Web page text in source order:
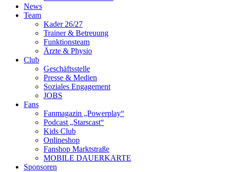
News
Team
Kader 26/27
Trainer & Betreuung
Funktionsteam
Ärzte & Physio
Club
Geschäftsstelle
Presse & Medien
Soziales Engagement
JOBS
Fans
Fanmagazin „Powerplay“
Podcast „Starscast“
Kids Club
Onlineshop
Fanshop Marktstraße
MOBILE DAUERKARTE
Sponsoren